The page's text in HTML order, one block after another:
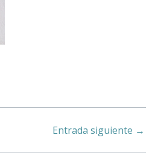
Entrada siguiente →